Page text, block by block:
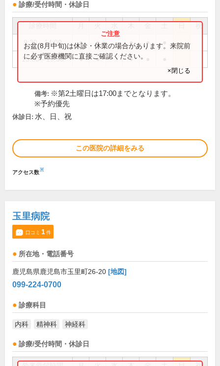
診療/受付時間・休診日
祝
9:30～14:00 ● ● ● ●
15:30～19:30 ● ● ●
お盆(8月中旬)は休診・休業の場合があります。来院前
に必ず医療機関に直接ご確認ください。
×閉じる
備考: ※第2土曜日は17:00までとなります。
※予約優先
休診日: 水、日、祝
この医院の詳細をみる
アクセス数※
玉里病院
口コミ 1件
所在地・電話番号
鹿児島県鹿児島市玉里町26-20 [地図]
099-224-0700
診療科目
内科 精神科 神経科
診療/受付時間・休診日